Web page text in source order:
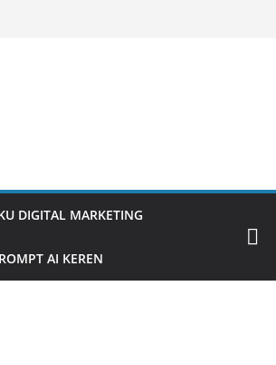
DIGITAL MARKETING
AI KEREN